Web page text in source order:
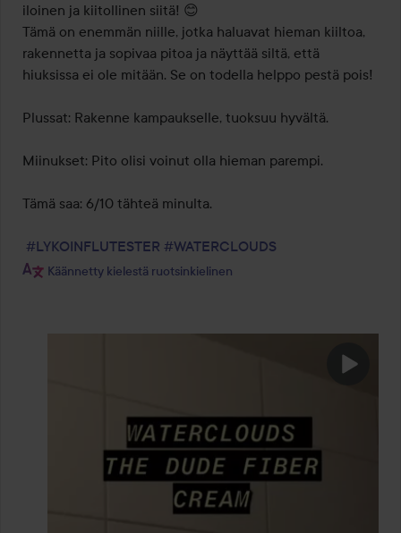
iloinen ja kiitollinen siitä! 😊
Tämä on enemmän niille, jotka haluavat hieman kiiltoa,
rakennetta ja sopivaa pitoa ja näyttää siltä, että
hiuksissa ei ole mitään. Se on todella helppo pestä pois!
Plussat: Rakenne kampaukselle, tuoksuu hyvältä.
Miinukset: Pito olisi voinut olla hieman parempi.
Tämä saa: 6/10 tähteä minulta.
#LYKOINFLUTESTER #WATERCLOUDS
Käännetty kielestä ruotsinkielinen